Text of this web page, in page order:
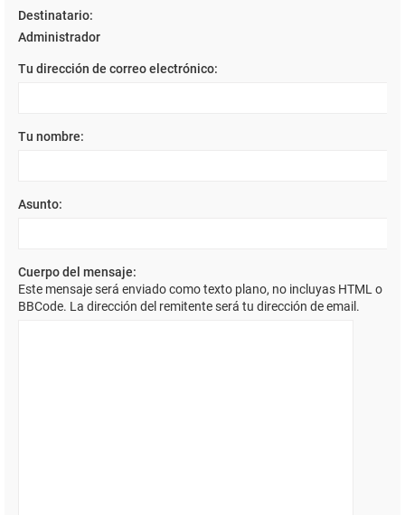
Destinatario:
Administrador
Tu dirección de correo electrónico:
Tu nombre:
Asunto:
Cuerpo del mensaje:
Este mensaje será enviado como texto plano, no incluyas HTML o
BBCode. La dirección del remitente será tu dirección de email.